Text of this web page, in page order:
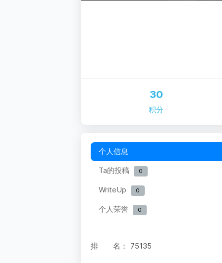
30
积分
个人信息
Ta的投稿
0
WriteUp 0
个人荣誉 0
排 名： 75135